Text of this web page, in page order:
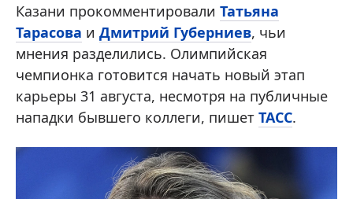
Казани прокомментировали Татьяна
Тарасова и Дмитрий Губерниев, чьи
мнения разделились. Олимпийская
чемпионка готовится начать новый этап
карьеры 31 августа, несмотря на публичные
нападки бывшего коллеги, пишет ТАСС.